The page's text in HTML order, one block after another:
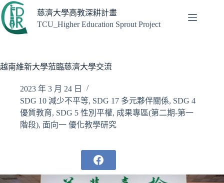
跳
至
主
容
慈濟大學高教深耕計畫
TCU_Higher Education Sprout Project
越南維新大學蒞臨慈濟大學交流
2023 年 3 月 24 日
SDG 10 減少不平等, SDG 17 多元夥伴關係, SDG 4
優質教育, SDG 5 性別平權, 成果專區(第二期-第一
階段), 面向一 優化教學研究